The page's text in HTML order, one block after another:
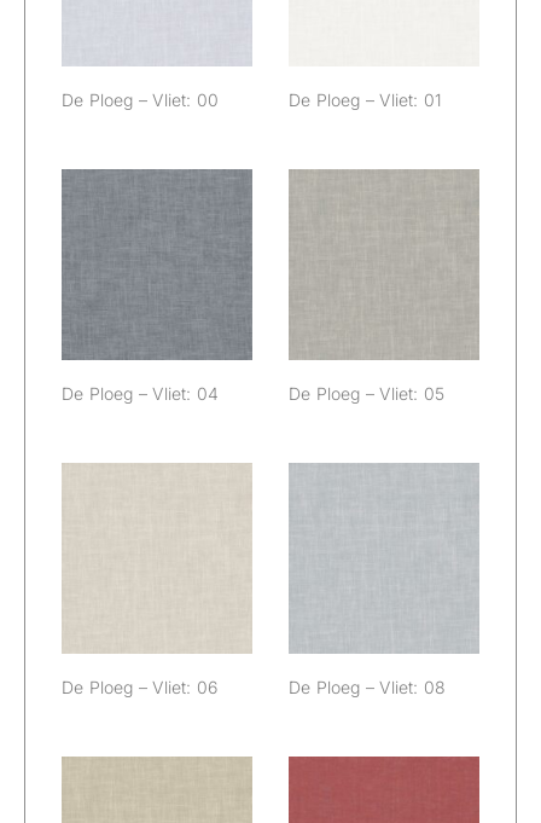
De Ploeg – Vliet: 00 De Ploeg – Vliet: 01
De Ploeg – Vliet: 04 De Ploeg – Vliet: 05
De Ploeg – Vliet: 06 De Ploeg – Vliet: 08